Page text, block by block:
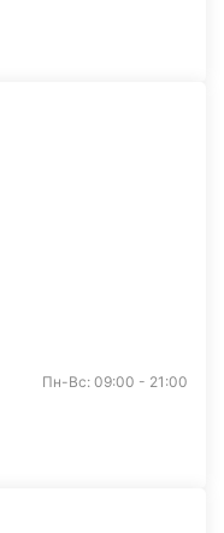
Пн-Вс: 09:00 - 21:00